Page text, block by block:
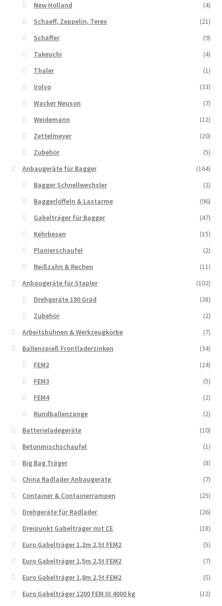
New Holland
(4)
Schaeff, Zeppelin, Terex
(21)
Schäffer
(9)
Takeuchi
(4)
Thaler
(1)
Volvo
(33)
Wacker Neuson
(7)
Weidemann
(12)
Zettelmeyer
(20)
Zubehör
(5)
Anbaugeräte für Bagger
(164)
Bagger Schnellwechsler
(2)
Baggerlöffeln & Lastarme
(96)
Gabelträger für Bagger
(47)
Kehrbesen
(15)
Planierschaufel
(2)
Reißzahn & Rechen
(11)
Anbaugeräte für Stapler
(102)
Drehgeräte 180 Grad
(38)
Zubehör
(2)
Arbeitsbühnen & Werkzeugkörbe
(7)
Ballenspieß Frontladerzinken
(34)
FEM2
(24)
FEM3
(5)
FEM4
(2)
Rundballenzange
(2)
Batterieladegeräte
(10)
Betonmischschaufel
(1)
Big Bag Träger
(8)
China Radlader Anbaugeräte
(7)
Container & Containerrampen
(25)
Drehgeräte für Radlader
(26)
Dreipunkt Gabelträger mit CE
(18)
Euro Gabelträger 1,2m 2,5t FEM2
(5)
Euro Gabelträger 1,5m 2,5t FEM2
(7)
Euro Gabelträger 1,8m 2,5t FEM2
(5)
Euro Gabelträger 1200 FEM III 4000 kg
(12)